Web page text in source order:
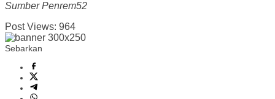
Sumber Penrem52
Post Views: 964
Sebarkan